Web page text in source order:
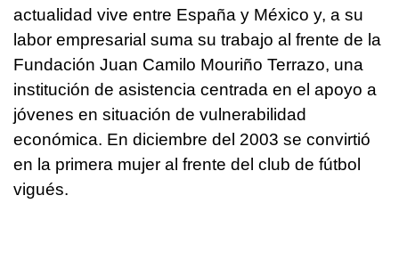
actualidad vive entre España y México y, a su
labor empresarial suma su trabajo al frente de la
Fundación Juan Camilo Mouriño Terrazo, una
institución de asistencia centrada en el apoyo a
jóvenes en situación de vulnerabilidad
económica. En diciembre del 2003 se convirtió
en la primera mujer al frente del club de fútbol
vigués.